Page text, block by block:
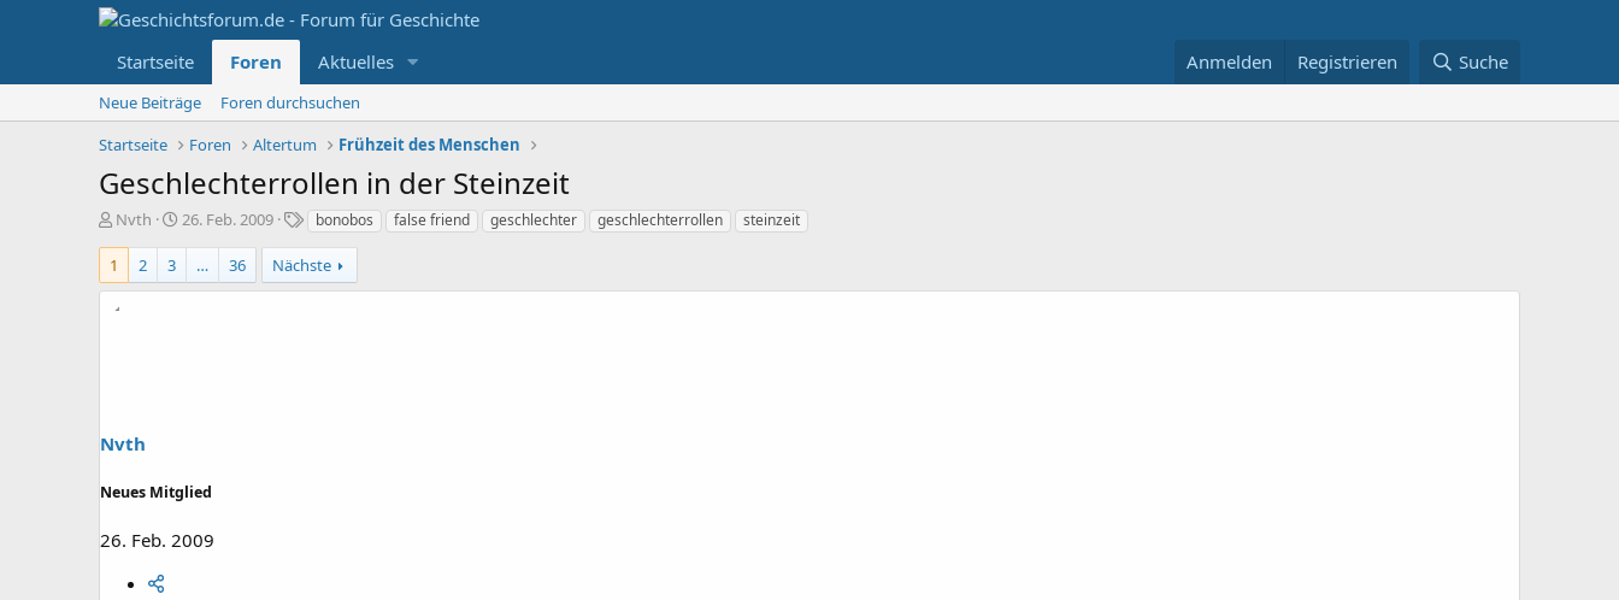
Startseite Foren Aktuelles Anmelden Registrieren Suche
Neue Beiträge
Foren durchsuchen
Startseite
Foren Altertum Frühzeit des Menschen
Geschlechterrollen in der Steinzeit
E
s
t
e
Nvth
E
t
26. Feb. 2009
S
h
l
bonobos false friend geschlechter geschlechterrollen steinzeit
1 2 3 … 36 Nächste
Nvth
Neues Mitglied
26. Feb. 2009